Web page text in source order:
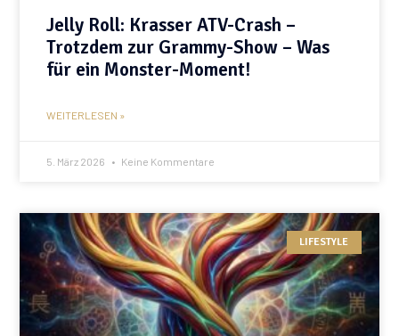
Jelly Roll: Krasser ATV-Crash –
Trotzdem zur Grammy-Show – Was
für ein Monster-Moment!
WEITERLESEN »
5. März 2026 Keine Kommentare
LIFESTYLE